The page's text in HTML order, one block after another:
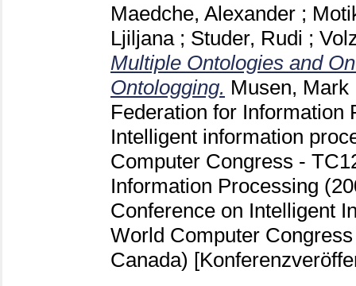
Maedche, Alexander ;
Ljiljana; Studer, Rudi ;
Multiple Ontologies and
Ontologging. Musen, Mark
Federation for Information
Intelligent information
Computer Congress -
Information Processing
Conference on Intelligent
World Computer
Canada)